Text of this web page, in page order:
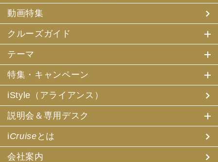
動画特集
クルーズガイド
テーマ
特集・キャンペーン
iStyle（アライアンス）
説明会＆専用デスク
iCruise とは
会社案内